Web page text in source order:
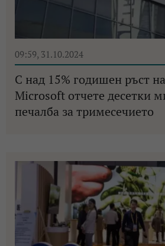
09:59, 31.10.2024
С над 15% годишен ръст
Microsoft отчете десетки
печалба за тримесечието